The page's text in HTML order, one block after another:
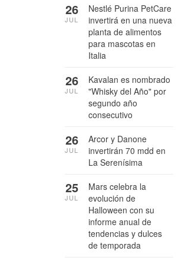
Nestlé Purina PetCare
invertirá en una nueva
planta de alimentos
para mascotas en
Italia
26
JUL
Kavalan es nombrado
"Whisky del Año" por
segundo año
consecutivo
26
JUL
Arcor y Danone
invertirán 70 mdd en
La Serenísima
26
JUL
Mars celebra la
evolución de
Halloween con su
informe anual de
tendencias y dulces
de temporada
25
JUL